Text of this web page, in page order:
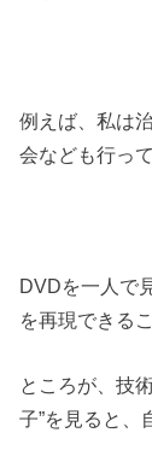
例えば、私は
会なども行っ
DVDを一人で
を再現できる
ところが、技
子”を見ると、